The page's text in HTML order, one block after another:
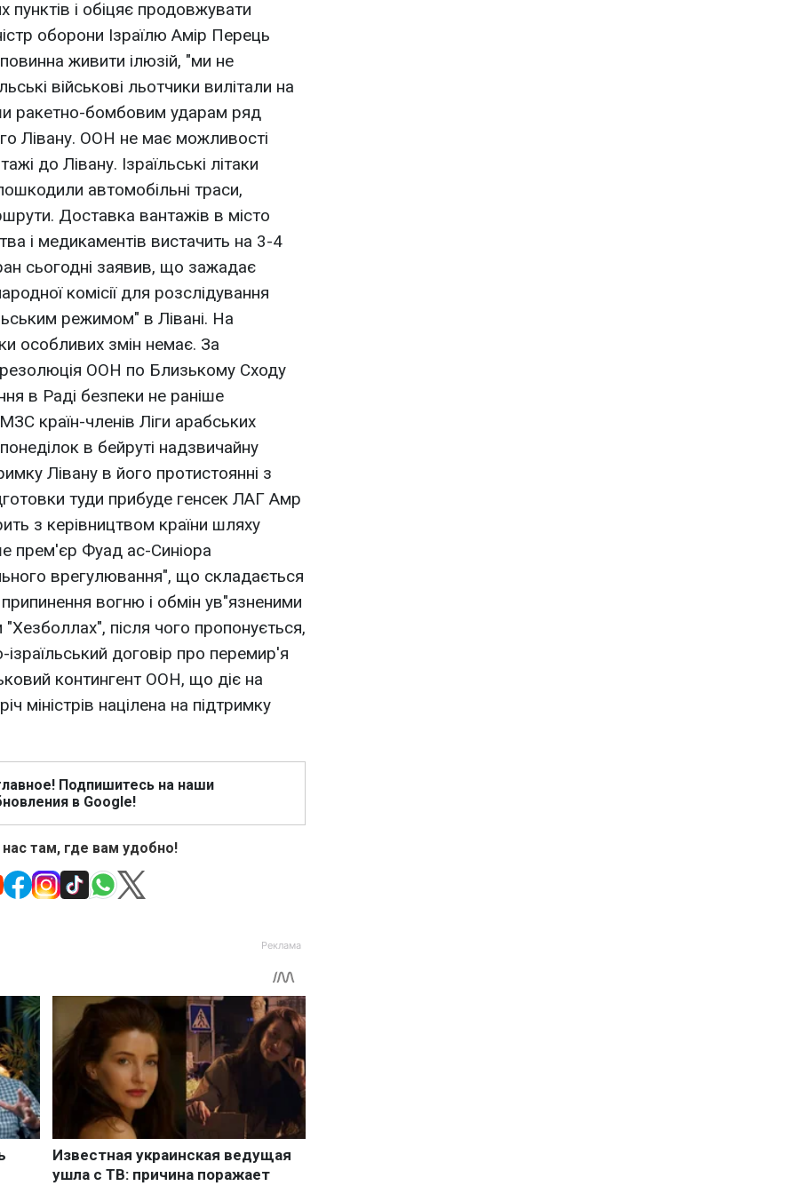
пунктів і обіцяє продовжувати
оборони Ізраїлю Амір Перець
живити ілюзій, "ми не
військові льотчики вилітали на
ракетно-бомбовим ударам ряд
Лівану. ООН не має можливості
до Лівану. Ізраїльські літаки
автомобільні траси,
Доставка вантажів в місто
і медикаментів вистачить на 3-4
сьогодні заявив, що зажадає
комісії для розслідування
режимом" в Лівані. На
особливих змін немає. За
ООН по Близькому Сходу
в Раді безпеки не раніше
країн-членів Ліги арабських
в бейруті надзвичайну
Лівану в його протистоянні з
туди прибуде генсек ЛАГ Амр
з керівництвом країни шляху
прем'єр Фуад ас-Cиніора
врегулювання", що складається
вогню і обмін ув"язненими
"Хезболлах", після чого пропонується,
договір про перемир'я
контингент ООН, що діє на
міністрів націлена на підтримку
Подпишитесь на наши
в Google!
там, где вам удобно!